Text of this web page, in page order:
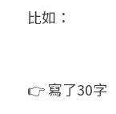
比如：
👉 寫了30字